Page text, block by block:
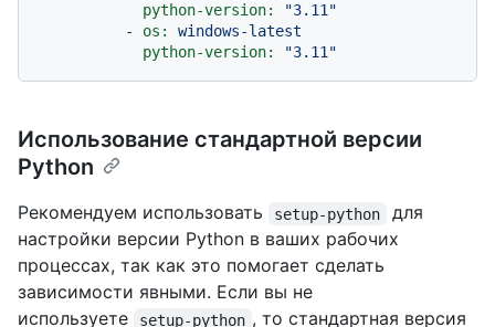
python-version:
"3.11"
-
os:
windows-latest
python-version:
"3.11"
Использование стандартной версии
Python
Рекомендуем использовать setup-python
для
настройки версии Python в ваших рабочих
процессах, так как это помогает сделать
зависимости явными. Если вы не
используете
setup-python , то стандартная версия